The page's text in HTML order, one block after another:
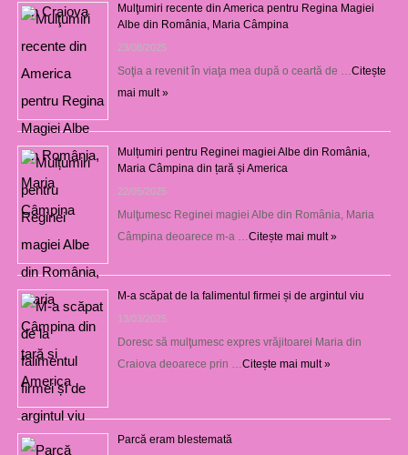
Mulţumiri recente din America pentru Regina Magiei
Albe din România, Maria Câmpina
23/08/2025
Soţia a revenit în viaţa mea după o ceartă de … Citește
mai mult »
Mulțumiri pentru Reginei magiei Albe din România,
Maria Câmpina din țară și America
22/05/2025
Mulţumesc Reginei magiei Albe din România, Maria
Câmpina deoarece m-a … Citește mai mult »
M-a scăpat de la falimentul firmei și de argintul viu
13/03/2025
Doresc să mulţumesc expres vrăjitoarei Maria din
Craiova deoarece prin … Citește mai mult »
Parcă eram blestemată